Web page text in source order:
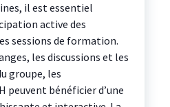
il est essentiel
active des
sessions de formation.
les discussions et les
groupe, les
peuvent bénéficier d’une